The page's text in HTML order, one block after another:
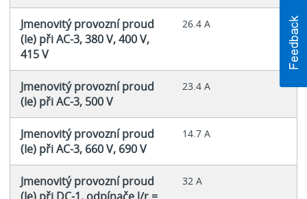
Jmenovitý provozní proud
(Ie) při AC-3, 380 V, 400 V,
415 V
26.4 A
Jmenovitý provozní proud
(Ie) při AC-3, 500 V
23.4 A
Jmenovitý provozní proud
(Ie) při AC-3, 660 V, 690 V
14.7 A
Jmenovitý provozní proud
32 A